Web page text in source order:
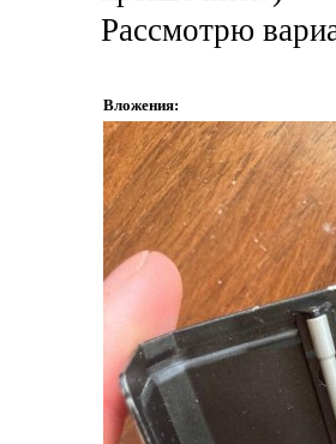
Рассмотрю
Вложения: